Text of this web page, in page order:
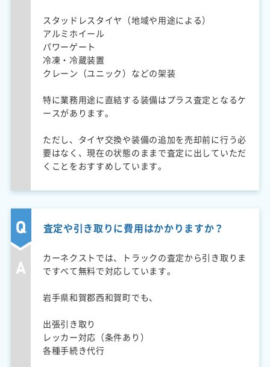
スタッドレスタイヤ（地域や用途による）
アルミホイール
パワーゲート
冷凍・冷蔵装置
クレーン（ユニック）などの架装
特に業務用途に直結する装備はプラス査定となるケ
ースがあります。
ただし、タイヤ交換や装備の追加を売却前に行う必
要はなく、現在の状態のままで査定に出していただ
くことをおすすめしています。
査定や引き取りに費用はかかりますか？
カーネクストでは、トラックの査定から引き取りま
ですべて無料で対応しています。
岩手県和賀郡西和賀町でも、
出張引き取り
レッカー対応（条件あり）
各種手続き代行